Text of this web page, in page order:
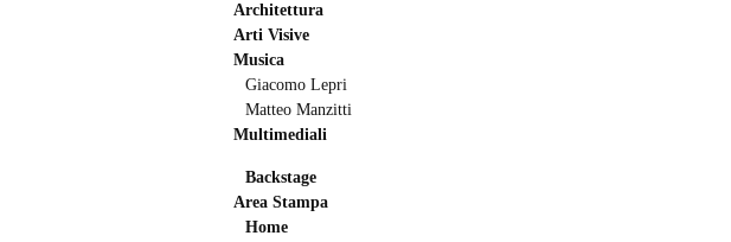
Architettura
Arti Visive
Musica
Giacomo Lepri
Matteo Manzitti
Multimediali
Backstage
Area Stampa
Home